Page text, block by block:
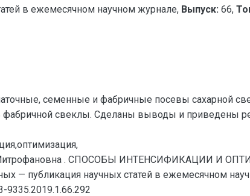
в ежемесячном научном журнале, Выпуск: 66,
семенные и фабричные посевы сахарной
фабричной свеклы. Сделаны выводы и приведены
Митрофановна . СПОСОБЫ ИНТЕНСИФИКАЦИИ И
публикация научных статей в ежемесячном
9335.2019.1.66.292